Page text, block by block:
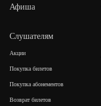
Афиша
Слушателям
Акции
Покупка билетов
Покупка абонементов
Возврат билетов